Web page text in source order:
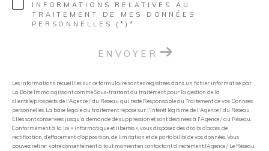
INFORMATIONS RELATIVES AU
TRAITEMENT DE MES DONNÉES
PERSONNELLES (*)*
ENVOYER
Les informations recueillies sur ce formulaire sont enregistrées dans un fichier informatisé par
La Boite Immo agissant comme Sous-traitant du traitement pour la gestion de la
clientèle/prospects de l'Agence / du Réseau qui reste Responsable du Traitement de vos Données
personnelles. La base légale du traitement repose sur l'intérêt légitime de l'Agence / du Réseau.
Elles sont conservées jusqu'à demande de suppression et sont destinées à l'Agence / au Réseau.
Conformément à la loi « informatique et libertés », vous disposez des droits d’accès, de
rectification, d’effacement, d’opposition, de limitation et de portabilité de vos données. Vous
pouvez retirer votre consentement à tout moment en contactant directement l’Agence / Le Réseau.